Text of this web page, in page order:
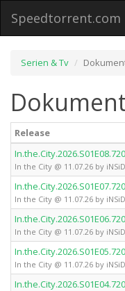
Speedtorrent.com
Serien & Tv
Release
In the City @ 11.07.26 by
In the City @ 11.07.26 by
In the City @ 11.07.26 by
In the City @ 11.07.26 by